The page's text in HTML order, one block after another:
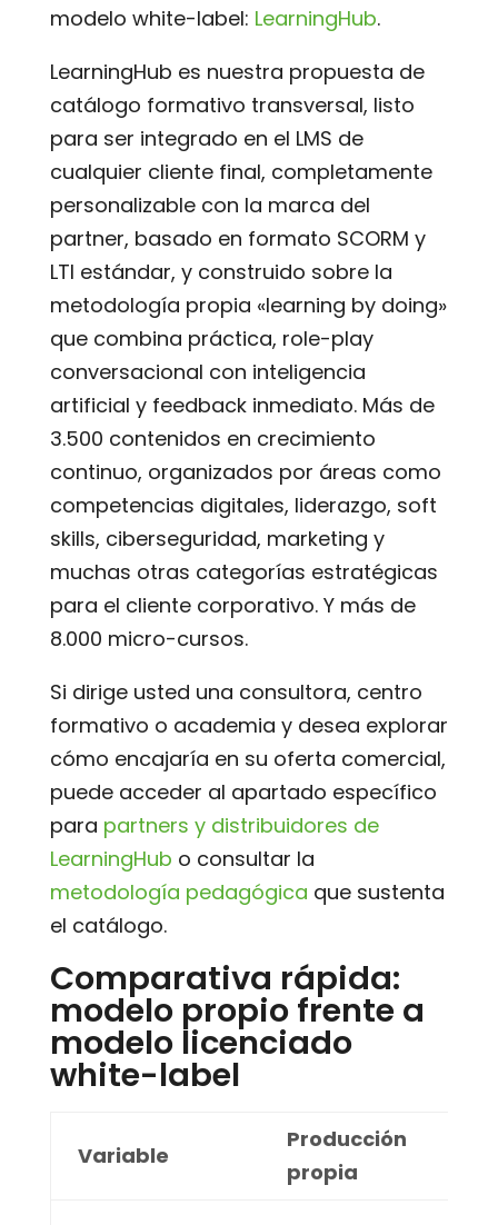
modelo white-label: LearningHub.
LearningHub es nuestra propuesta de
catálogo formativo transversal, listo
para ser integrado en el LMS de
cualquier cliente final, completamente
personalizable con la marca del
partner, basado en formato SCORM y
LTI estándar, y construido sobre la
metodología propia «learning by doing»
que combina práctica, role-play
conversacional con inteligencia
artificial y feedback inmediato. Más de
3.500 contenidos en crecimiento
continuo, organizados por áreas como
competencias digitales, liderazgo, soft
skills, ciberseguridad, marketing y
muchas otras categorías estratégicas
para el cliente corporativo. Y más de
8.000 micro-cursos.
Si dirige usted una consultora, centro
formativo o academia y desea explorar
cómo encajaría en su oferta comercial,
puede acceder al apartado específico
para partners y distribuidores de
LearningHub o consultar la
metodología pedagógica que sustenta
el catálogo.
Comparativa rápida:
modelo propio frente a
modelo licenciado
white-label
Variable
Producción
propia